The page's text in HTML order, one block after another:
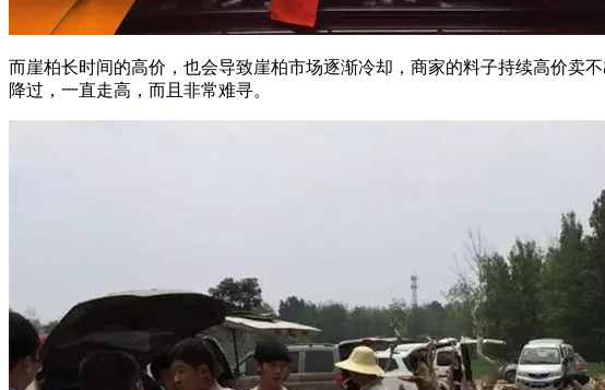
而崖柏长时间的高价，也会导致崖柏市场逐渐冷却，商家的料子持续高价卖
降过，一直走高，而且非常难寻。